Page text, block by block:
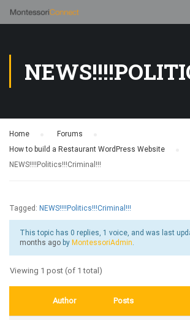
Home Forums
How to build a Restaurant WordPress Website
NEWS!!!!Politics!!!Criminal!!!
Tagged: NEWS!!!!Politics!!!Criminal!!!
This topic has 0 replies, 1 voice, and was last
months ago by MontessoriAdmin.
Viewing 1 post (of 1 total)
Author Posts